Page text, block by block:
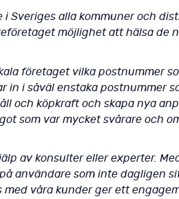
Sveriges alla kommuner och
möjlighet att hälsa de
företaget vilka postnummer
i såväl enstaka postnummer
och köpkraft och skapa nya
som var mycket svårare och
av konsulter eller experter.
användare som inte dagligen
våra kunder ger ett